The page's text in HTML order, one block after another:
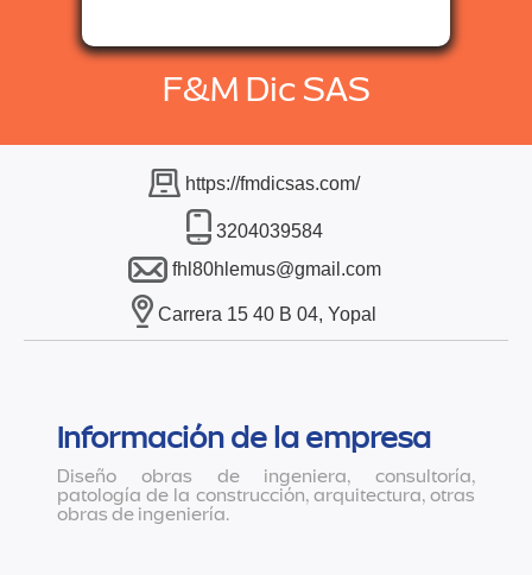
F&M Dic SAS
https://fmdicsas.com/
3204039584
fhl80hlemus@gmail.com
Carrera 15 40 B 04, Yopal
Información de la empresa
Diseño obras de ingeniera, consultoría,
patología de la construcción, arquitectura, otras
obras de ingeniería.